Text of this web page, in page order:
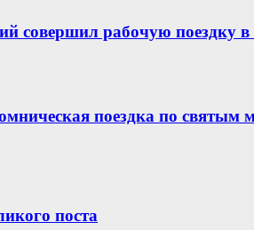
совершил рабочую поездку
поездка по святым
поста